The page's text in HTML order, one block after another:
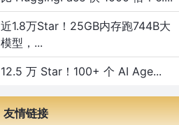
近1.8万Star！25GB内存跑744B大
模型，...
12.5 万 Star！100+ 个 AI Age...
友情链接